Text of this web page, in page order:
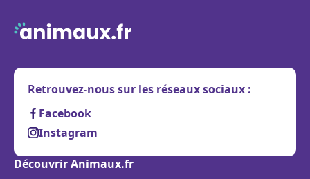
Retrouvez-nous sur les réseaux sociaux :
Facebook
Instagram
Découvrir Animaux.fr